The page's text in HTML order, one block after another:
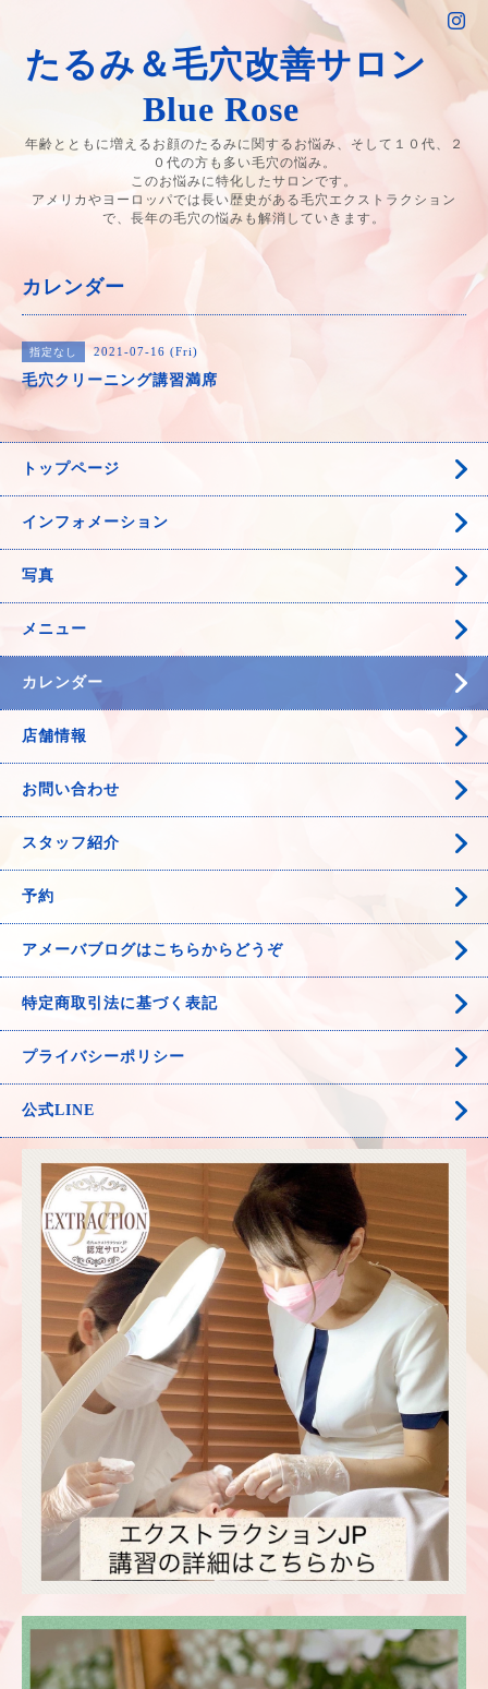
たるみ＆毛穴改善サロン
Blue Rose
年齢とともに増えるお顔のたるみに関するお悩み、そして１０代、２
０代の方も多い毛穴の悩み。
このお悩みに特化したサロンです。
アメリカやヨーロッパでは長い歴史がある毛穴エクストラクション
で、長年の毛穴の悩みも解消していきます。
カレンダー
指定なし 2021-07-16 (Fri)
毛穴クリーニング講習満席
トップページ
インフォメーション
写真
メニュー
カレンダー
店舗情報
お問い合わせ
スタッフ紹介
予約
アメーバブログはこちらからどうぞ
特定商取引法に基づく表記
プライバシーポリシー
公式LINE